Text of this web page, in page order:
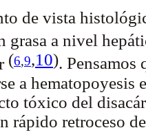
de vista
grasa a nivel
(6,9,10). Pensamos
a
tóxico del
rápido retroceso